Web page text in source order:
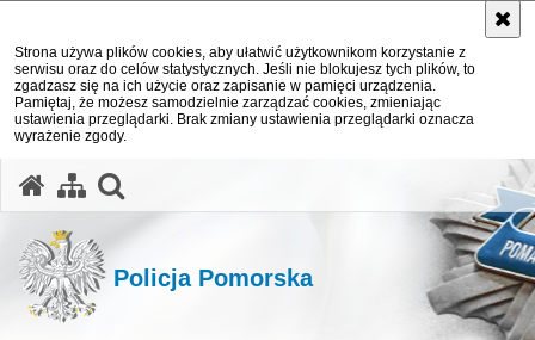
Strona używa plików cookies, aby ułatwić użytkownikom korzystanie z
serwisu oraz do celów statystycznych. Jeśli nie blokujesz tych plików, to
zgadzasz się na ich użycie oraz zapisanie w pamięci urządzenia.
Pamiętaj, że możesz samodzielnie zarządzać cookies, zmieniając
ustawienia przeglądarki. Brak zmiany ustawienia przeglądarki oznacza
wyrażenie zgody.
Policja Pomorska